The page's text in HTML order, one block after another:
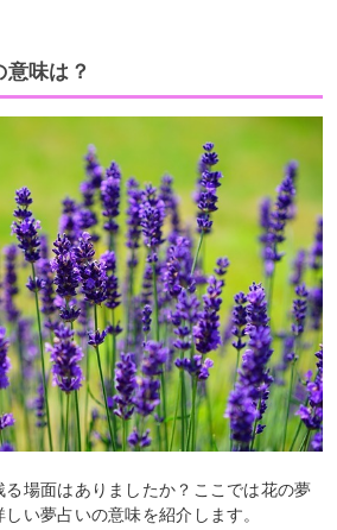
意味は？
場面はありましたか？ここでは花の夢
い夢占いの意味を紹介します。